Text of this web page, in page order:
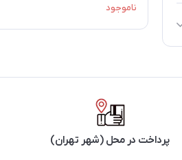
ناموجود
پرداخت در محل (شهر تهران)